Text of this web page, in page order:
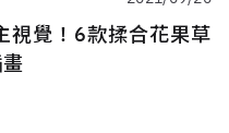
視覺！6款揉合花果草